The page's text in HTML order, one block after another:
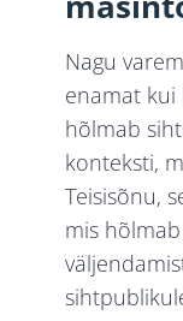
Nagu
enamat kui
hõlmab
konteksti,
Teisisõnu,
mis